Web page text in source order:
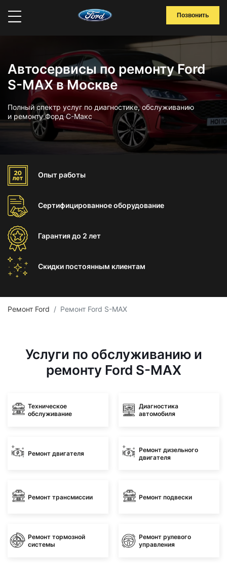
Позвонить
Автосервисы по ремонту Ford
S-MAX в Москве
Полный спектр услуг по диагностике, обслуживанию
и ремонту Форд С-Макс
Опыт работы
Сертифицированноеоборудование
Гарантиядо 2 лет
Скидки постоянным клиентам
Ремонт Ford Ремонт Ford S-MAX
Услуги по обслуживанию и
ремонту Ford S-MAX
Техническое
обслуживание
Диагностика
автомобиля
Ремонт двигателя
Ремонт дизельного
двигателя
Ремонт трансмиссии Ремонт подвески
Ремонт тормозной
системы
Ремонт рулевого
управления